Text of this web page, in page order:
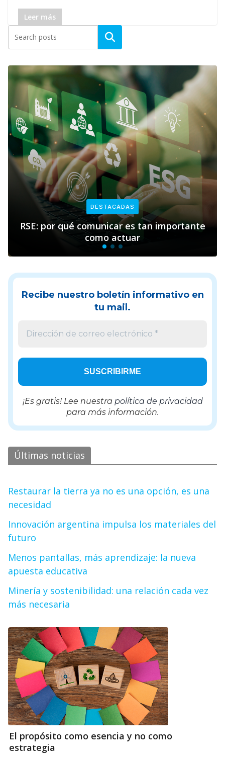
Leer más
DESTACADAS
comunicar es tan importante
Empresas
Recibe nuestro boletín informativo en
tu mail.
¡Es gratis! Lee nuestra política de privacidad
para más información.
Últimas noticias
Restaurar la tierra ya no es una opción, es una
necesidad
Innovación argentina impulsa los materiales del
futuro
Menos pantallas, más aprendizaje: la nueva
apuesta educativa
Minería y sostenibilidad: una relación cada vez
más necesaria
El propósito como esencia y no como
estrategia